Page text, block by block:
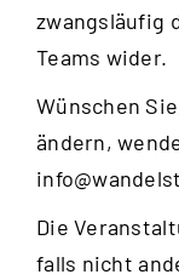
zwangsläufig
Teams wider.
Wünschen
ändern,
Die
falls nicht